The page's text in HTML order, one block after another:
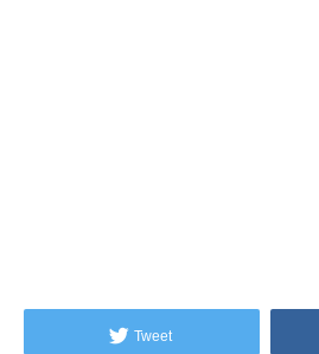
Tweet